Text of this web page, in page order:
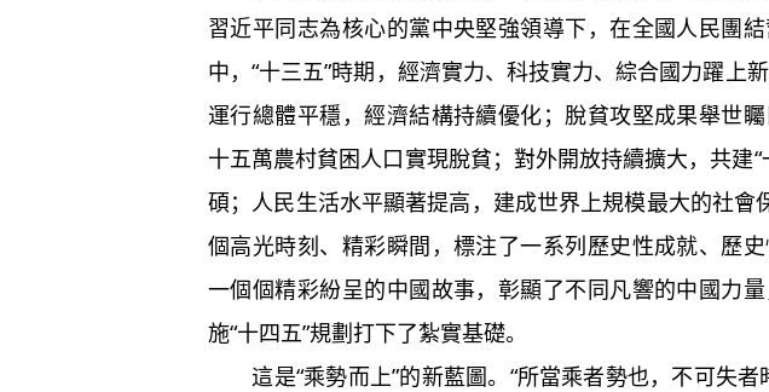
習近平同志為核心的黨中央堅強領導下，在全國人民團
中，“十三五”時期，經濟實力、科技實力、綜合國力躍上
運行總體平穩，經濟結構持續優化；脫貧攻堅成果舉世
十五萬農村貧困人口實現脫貧；對外開放持續擴大，共建“
碩；人民生活水平顯著提高，建成世界上規模最大的社
個高光時刻、精彩瞬間，標注了一系列歷史性成就、歷
一個個精彩紛呈的中國故事，彰顯了不同凡響的中國力
施“十四五”規劃打下了紮實基礎。
這是“乘勢而上”的新藍圖。“所當乘者勢也，不可失者